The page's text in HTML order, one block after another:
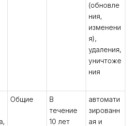
(обновле
ния,
изменени
я),
удаления,
уничтоже
ния
Общие
В
течение
10 лет
автомати
зированн
ая и